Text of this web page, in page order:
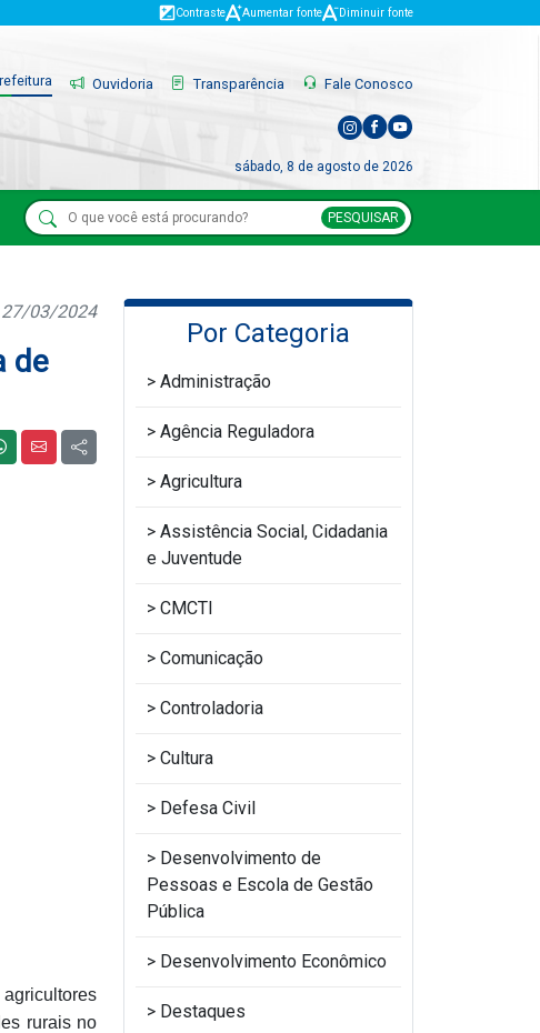
Contraste Aumentar fonte Diminuir fonte
Ouvidoria Transparência Fale Conosco
sábado, 8 de agosto de 2026
PESQUISAR
27/03/2024
de
rurais no
Por Categoria
Administração
Agência Reguladora
Agricultura
Assistência Social, Cidadania
e Juventude
CMCTI
Comunicação
Controladoria
Cultura
Defesa Civil
Desenvolvimento de
Pessoas e Escola de Gestão
Pública
Desenvolvimento Econômico
Destaques